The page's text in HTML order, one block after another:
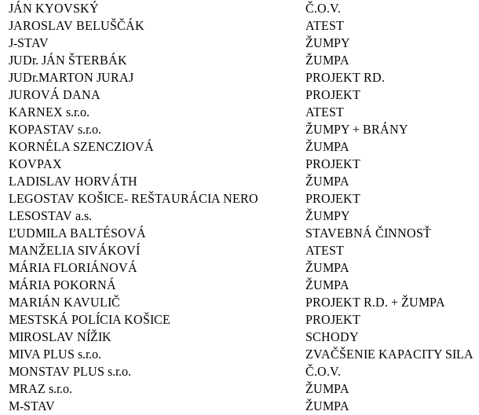
JÁN KYOVSKÝ
Č.O.V.
JAROSLAV BELUŠČÁK
ATEST
J-STAV
ŽUMPY
JUDr. JÁN ŠTERBÁK
ŽUMPA
JUDr.MARTON JURAJ
PROJEKT RD.
JUROVÁ DANA
PROJEKT
KARNEX s.r.o.
ATEST
KOPASTAV s.r.o.
ŽUMPY + BRÁNY
KORNÉLA SZENCZIOVÁ
ŽUMPA
KOVPAX
PROJEKT
LADISLAV HORVÁTH
ŽUMPA
LEGOSTAV KOŠICE- REŠTAURÁCIA NERO
PROJEKT
LESOSTAV a.s.
ŽUMPY
ĽUDMILA BALTÉSOVÁ
STAVEBNÁ ČINNOSŤ
MANŽELIA SIVÁKOVÍ
ATEST
MÁRIA FLORIÁNOVÁ
ŽUMPA
MÁRIA POKORNÁ
ŽUMPA
MARIÁN KAVULIČ
PROJEKT R.D. + ŽUMPA
MESTSKÁ POLÍCIA KOŠICE
PROJEKT
MIROSLAV NÍŽIK
SCHODY
MIVA PLUS s.r.o.
ZVAČŠENIE KAPACITY SILA
MONSTAV PLUS s.r.o.
Č.O.V.
MRAZ s.r.o.
ŽUMPA
M-STAV
ŽUMPA